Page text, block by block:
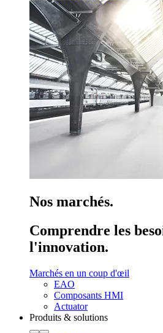
Nos marchés.
Comprendre les
l'innovation.
Marchés en un coup d'œil
EAO
Composants HMI
Actuator
Produits & solutions